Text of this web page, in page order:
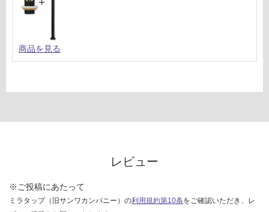
商品を見る
レビュー
※ご投稿にあたって
ミラタップ（旧サンワカンパニー）の利用規約第10条をご確認いただき、レ